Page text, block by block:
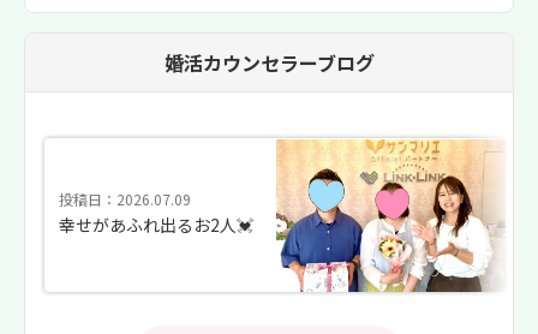
婚活カウンセラーブログ
投稿日：2026.07.09
幸せがあふれ出るお2人💓